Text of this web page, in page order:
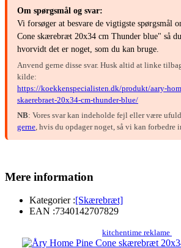
Om spørgsmål og svar:
Vi forsøger at besvare de vigtigste spørgsmål
Cone skærebræt 20x34 cm Thunder blue" så
hvorvidt det er noget, som du kan bruge.
Anvend gerne disse svar. Husk altid at linke
kilde:
https://koekkenspecialisten.dk/produkt/aary-
skaerebraet-20x34-cm-thunder-blue/
NB: Vores svar kan indeholde fejl eller være
gerne , hvis du opdager noget, så vi kan forbedre
Mere information
Kategorier :[Skærebræt]
EAN :7340142707829
kitchentime reklame